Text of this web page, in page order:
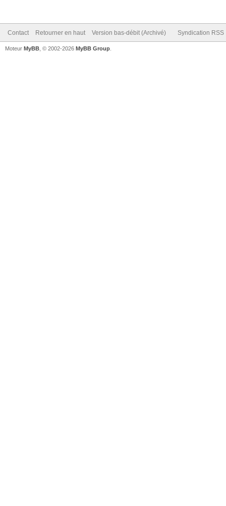
Contact Retourner en haut Version bas-débit (Archivé) Syndication RSS
Moteur MyBB , © 2002-2026 MyBB Group